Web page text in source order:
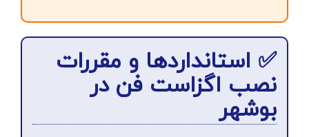
✅ استانداردها و مقررات
نصب اگزاست فن در
بوشهر